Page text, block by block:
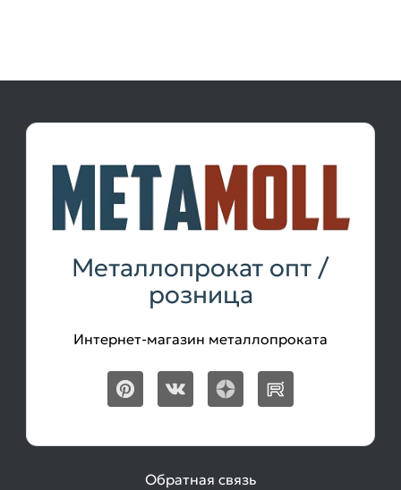
Металлопрокат опт /
розница
Интернет-магазин металлопроката
Обратная связь